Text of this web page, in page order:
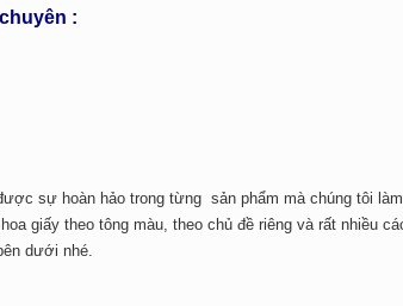
:
sự hoàn hảo trong từng sản phẩm mà chúng tôi
giấy theo tông màu, theo chủ đề riêng và rất nhiều
dưới nhé.